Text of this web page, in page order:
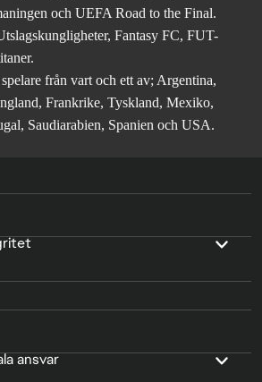
och UEFA Road to the Final.
Fantasy FC, FUT-
från vart och ett av; Argentina,
Frankrike, Tyskland, Mexiko,
Saudiarabien, Spanien och USA.
ansvar